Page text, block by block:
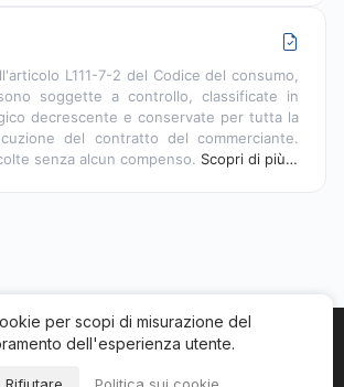
L111-7-2 del Codice del consumo,
soggette a controllo, classificate in
decrescente e conservate per tutta la
del contratto del commerciante.
senza alcun compenso. Scopri di più…
Categorie CGU
per scopi di misurazione del
dell'esperienza utente.